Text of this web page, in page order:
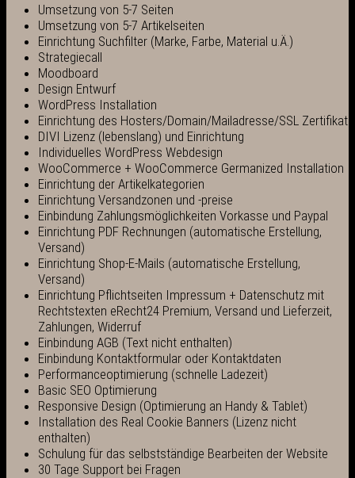
Umsetzung von 5-7 Seiten
Umsetzung von 5-7 Artikelseiten
Einrichtung Suchfilter (Marke, Farbe, Material u.Ä.)
Strategiecall
Moodboard
Design Entwurf
WordPress Installation
Einrichtung des Hosters/Domain/Mailadresse/SSL Zertifikat
DIVI Lizenz (lebenslang) und Einrichtung
Individuelles WordPress Webdesign
WooCommerce + WooCommerce Germanized Installation
Einrichtung der Artikelkategorien
Einrichtung Versandzonen und -preise
Einbindung Zahlungsmöglichkeiten Vorkasse und Paypal
Einrichtung PDF Rechnungen (automatische Erstellung,
Versand)
Einrichtung Shop-E-Mails (automatische Erstellung,
Versand)
Einrichtung Pflichtseiten Impressum + Datenschutz mit
Rechtstexten eRecht24 Premium, Versand und Lieferzeit,
Zahlungen, Widerruf
Einbindung AGB (Text nicht enthalten)
Einbindung Kontaktformular oder Kontaktdaten
Performanceoptimierung (schnelle Ladezeit)
Basic SEO Optimierung
Responsive Design (Optimierung an Handy & Tablet)
Installation des Real Cookie Banners (Lizenz nicht
enthalten)
Schulung für das selbstständige Bearbeiten der Website
30 Tage Support bei Fragen